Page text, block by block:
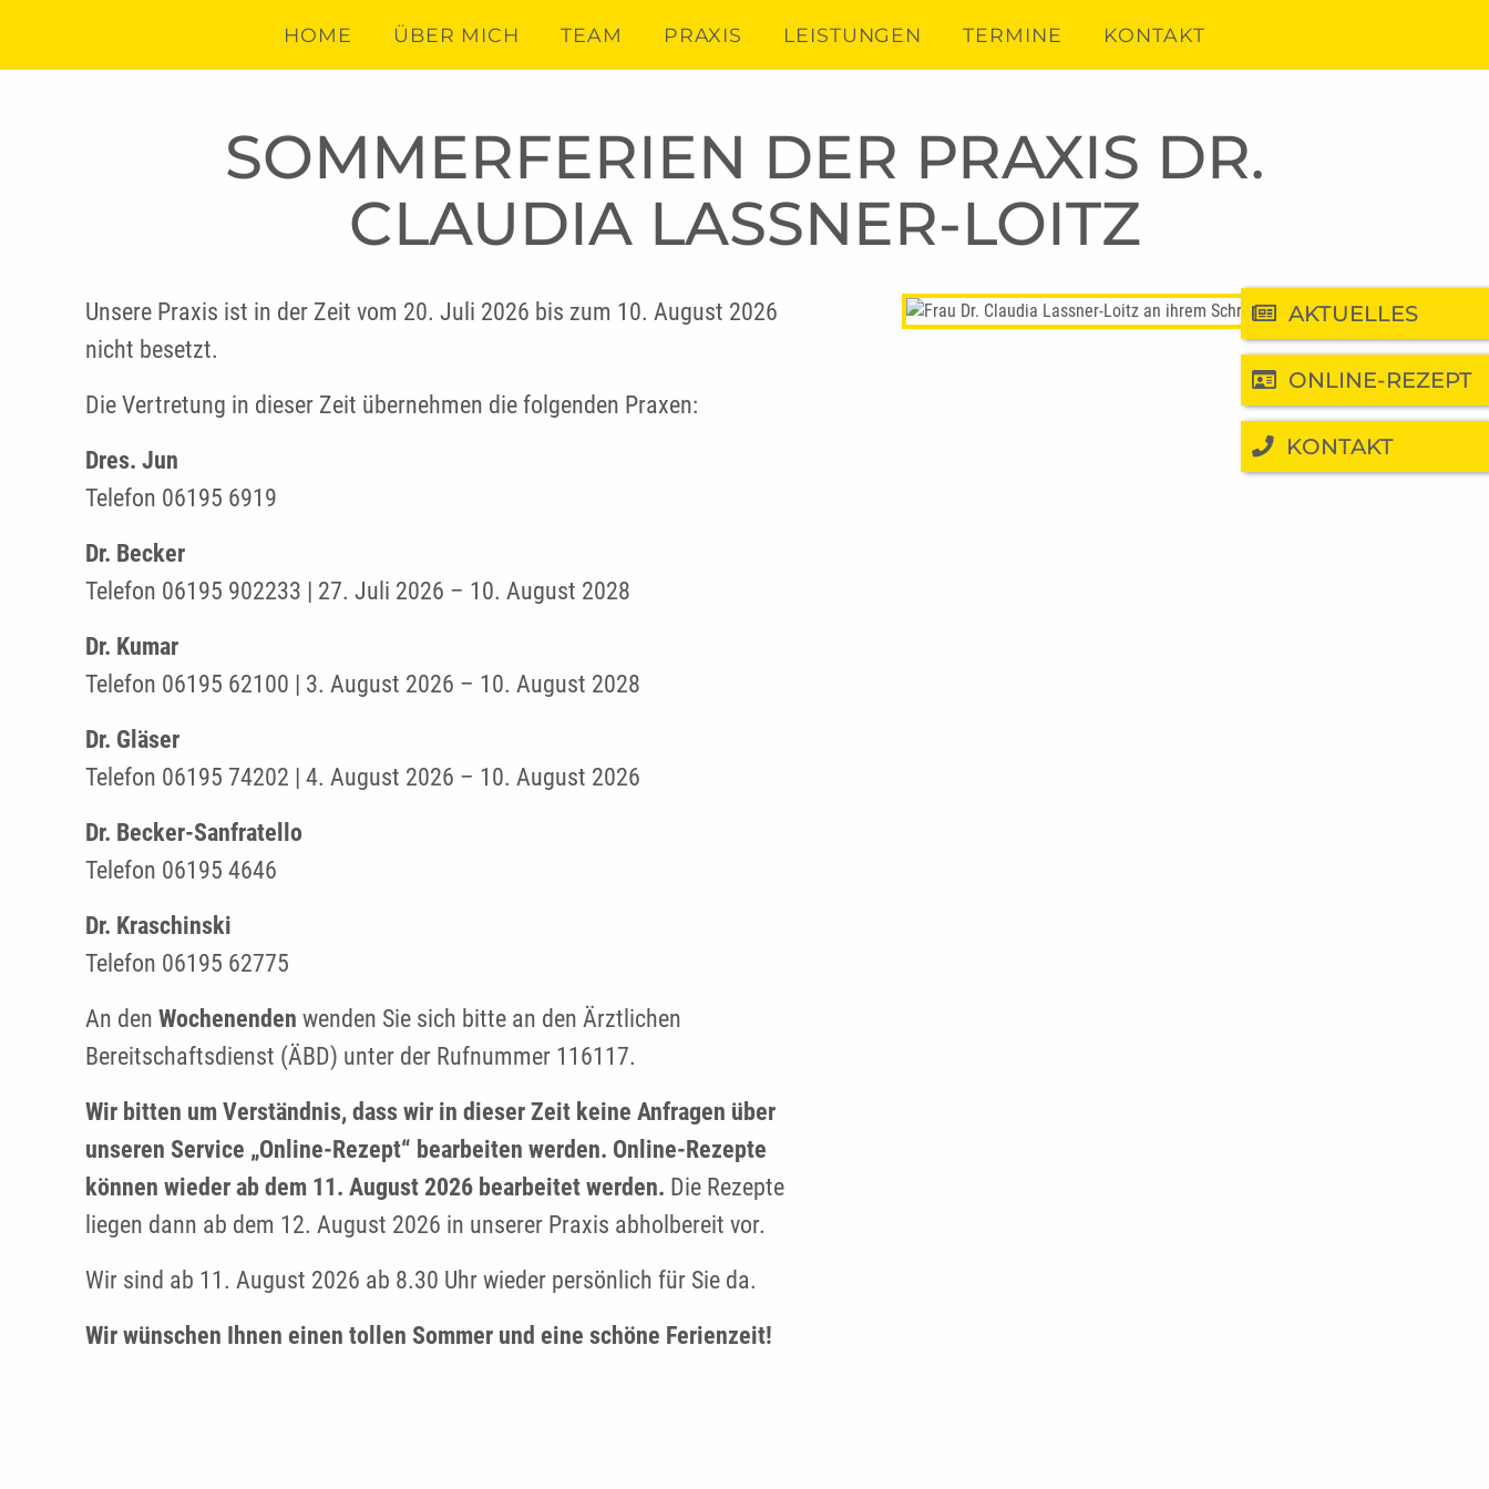
AKTUELLES
ONLINE-REZEPT
KONTAKT
HOME ÜBER MICH TEAM PRAXIS LEISTUNGEN TERMINE KONTAKT
SOMMERFERIEN DER PRAXIS DR.
CLAUDIA LASSNER-LOITZ
Unsere Praxis ist in der Zeit vom 20. Juli 2026 bis zum 10. August 2026
nicht besetzt.
Die Vertretung in dieser Zeit übernehmen die folgenden Praxen:
Dres. Jun
Telefon 06195 6919
Dr. Becker
Telefon 06195 902233 | 27. Juli 2026 – 10. August 2028
Dr. Kumar
Telefon 06195 62100 | 3. August 2026 – 10. August 2028
Dr. Gläser
Telefon 06195 74202 | 4. August 2026 – 10. August 2026
Dr. Becker-Sanfratello
Telefon 06195 4646
Dr. Kraschinski
Telefon 06195 62775
An denWochenendenwenden Sie sich bitte an den Ärztlichen
Bereitschaftsdienst (ÄBD) unter der Rufnummer 116117.
Wir bitten um Verständnis, dass wir in dieser Zeit keine Anfragen über
unseren Service „Online-Rezept“ bearbeiten werden. Online-Rezepte
können wieder ab dem 11. August 2026 bearbeitet werden. Die Rezepte
liegen dann ab dem 12. August 2026 in unserer Praxis abholbereit vor.
Wir sind ab 11. August 2026 ab 8.30 Uhr wieder persönlich für Sie da.
Wir wünschen Ihnen einen tollen Sommer und eine schöne Ferienzeit!